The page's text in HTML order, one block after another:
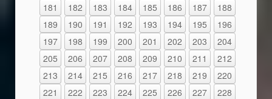
181
182 183 184 185 186 187
188
189
190 191 192 193 194 195
196
197
198 199 200 201 202 203
204
205
206 207 208 209 210 211
212
213
214 215 216 217 218 219
220
221
222 223 224 225 226 227
228